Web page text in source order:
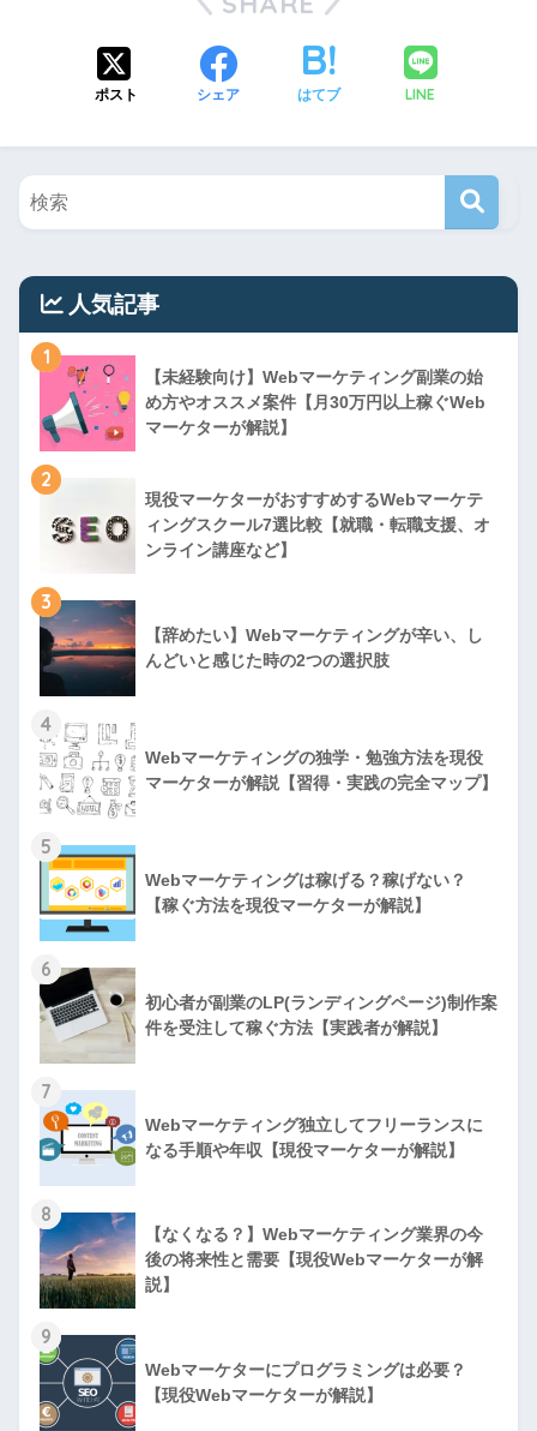
ポスト シェア はてブ LINE
人気記事
1
【未経験向け】Webマーケティング副業の始
め方やオススメ案件【月30万円以上稼ぐWeb
マーケターが解説】
2
現役マーケターがおすすめするWebマーケテ
ィングスクール7選比較【就職・転職支援、オ
ンライン講座など】
3
【辞めたい】Webマーケティングが辛い、し
んどいと感じた時の2つの選択肢
4
Webマーケティングの独学・勉強方法を現役
マーケターが解説【習得・実践の完全マップ】
5
Webマーケティングは稼げる？稼げない？
【稼ぐ方法を現役マーケターが解説】
6
初心者が副業のLP(ランディングページ)制作案
件を受注して稼ぐ方法【実践者が解説】
7
Webマーケティング独立してフリーランスに
なる手順や年収【現役マーケターが解説】
8
【なくなる？】Webマーケティング業界の今
後の将来性と需要【現役Webマーケターが解
説】
9
Webマーケターにプログラミングは必要？
【現役Webマーケターが解説】